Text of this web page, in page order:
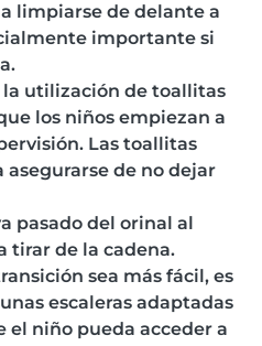
limpiarse de delante a
importante si
la utilización de toallitas
los niños empiezan a
Las toallitas
asegurarse de no dejar
pasado del orinal al
tirar de la cadena.
sea más fácil, es
escaleras adaptadas
el niño pueda acceder a